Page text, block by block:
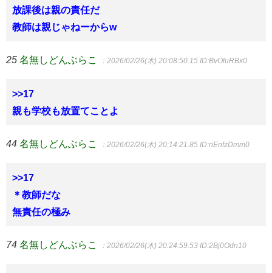
放課後は親の責任だ
教師は親じゃねーからw
25 名無しどんぶらこ ：2026/02/26(木) 20:08:50.15 ID:BvOluRBx0
>>17
親も学校も放置てことよ
44 名無しどんぶらこ ：2026/02/26(木) 20:14:21.85 ID:nEnfzDmm0
>>17
＊教師だな
無責任の極み
74 名無しどんぶらこ ：2026/02/26(木) 20:24:59.53 ID:2Bj0Odn10